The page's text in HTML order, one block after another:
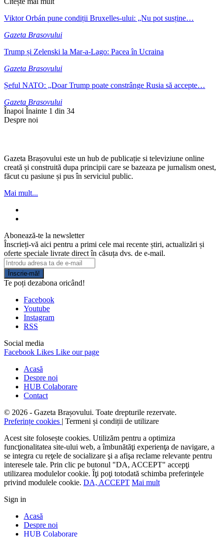
Viktor Orbán pune condiții Bruxelles-ului: „Nu pot susține…
Gazeta Brasovului
Trump și Zelenski la Mar-a-Lago: Pacea în Ucraina
Gazeta Brasovului
Șeful NATO: „Doar Trump poate constrânge Rusia să accepte…
Gazeta Brasovului
Înapoi Înainte 1 din 34
Despre noi
Gazeta Brașovului este un hub de publicație si televiziune online
creată și construită dupa principii care se bazeaza pe jurnalism onest,
făcut cu pasiune și pus în serviciul public.
Mai mult...
Abonează-te la newsletter
Înscrieți-vă aici pentru a primi cele mai recente știri, actualizări și
oferte speciale livrate direct în căsuța dvs. de e-mail.
Înscrie-mă!
Te poți dezabona oricând!
Facebook
Youtube
Instagram
RSS
Social media
Facebook Likes Like our page
Acasă
Despre noi
HUB Colaborare
Contact
© 2026 - Gazeta Brașovului. Toate drepturile rezervate.
Preferințe cookies | Termeni și condiții de utilizare
Acest site folosește cookies. Utilizăm pentru a optimiza
funcţionalitatea site-ului web, a îmbunătăţi experienţa de navigare, a
se integra cu reţele de socializare şi a afişa reclame relevante pentru
interesele tale. Prin clic pe butonul "DA, ACCEPT" accepţi
utilizarea modulelor cookie. Îţi poţi totodată schimba preferinţele
privind modulele cookie. DA, ACCEPT Mai mult
Sign in
Acasă
Despre noi
HUB Colaborare